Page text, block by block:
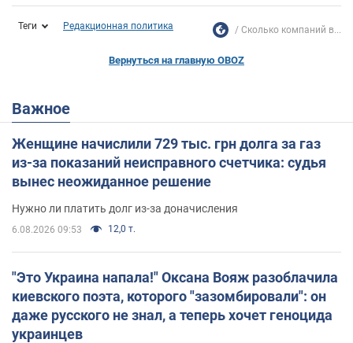
Теги Редакционная политика Сколько компаний в...
Вернуться на главную OBOZ
Важное
Женщине начислили 729 тыс. грн долга за газ
из-за показаний неисправного счетчика: судья
вынес неожиданное решение
Нужно ли платить долг из-за доначисления
6.08.2026 09:53 12,0 т.
"Это Украина напала!" Оксана Вояж разоблачила
киевского поэта, которого "зазомбировали": он
даже русского не знал, а теперь хочет геноцида
украинцев